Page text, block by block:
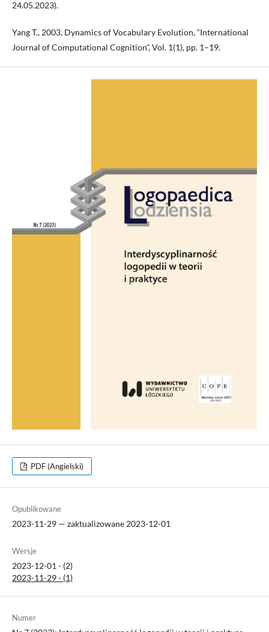
24.05.2023).
Yang T., 2003, Dynamics of Vocabulary Evolution, “International
Journal of Computational Cognition”, Vol. 1(1), pp. 1–19.
PDF (Angielski)
Opublikowane
2023-11-29 — zaktualizowane 2023-12-01
Wersje
2023-12-01 - (2)
2023-11-29 - (1)
Numer